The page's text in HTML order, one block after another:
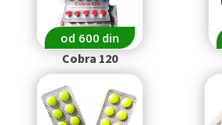
od 600 din
Cobra 120